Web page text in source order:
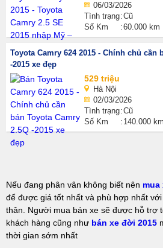
06/03/2026
Tình trạng Cũ
Số Km
60.000 km
Toyota Camry 624 2015 - Chính chủ cần
-2015 xe đẹp
529 triệu
Hà Nội
02/03/2026
Tình trạng Cũ
Số Km
140.000 km
Nếu đang phân vân không biết nên mua
để được giá tốt nhất và phù hợp nhất
thân. Người mua bán xe sẽ được hỗ trợ
khách hàng cũng như bán xe đời 2015
thời gian sớm nhất